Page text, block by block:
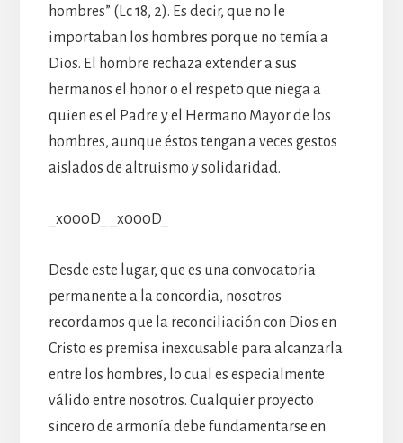
hombres” (Lc 18, 2). Es decir, que no le
importaban los hombres porque no temía a
Dios. El hombre rechaza extender a sus
hermanos el honor o el respeto que niega a
quien es el Padre y el Hermano Mayor de los
hombres, aunque éstos tengan a veces gestos
aislados de altruismo y solidaridad.
_x000D_ _x000D_
Desde este lugar, que es una convocatoria
permanente a la concordia, nosotros
recordamos que la reconciliación con Dios en
Cristo es premisa inexcusable para alcanzarla
entre los hombres, lo cual es especialmente
válido entre nosotros. Cualquier proyecto
sincero de armonía debe fundamentarse en